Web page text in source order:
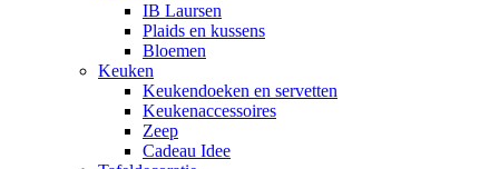
IB Laursen
Plaids en kussens
Bloemen
Keuken
Keukendoeken en servetten
Keukenaccessoires
Zeep
Cadeau Idee